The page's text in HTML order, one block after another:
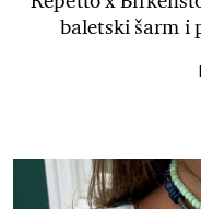
baletski šarm i